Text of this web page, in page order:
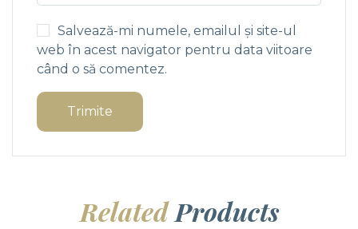
Salvează-mi numele, emailul și site-ul
web în acest navigator pentru data viitoare
când o să comentez.
RelatedProducts